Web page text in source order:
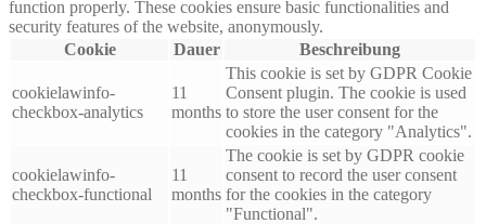
function properly. These cookies ensure basic functionalities and
security features of the website, anonymously.
Cookie
Dauer Beschreibung
cookielawinfo-
checkbox-analytics
11
months
This cookie is set by GDPR Cookie
Consent plugin. The cookie is used
to store the user consent for the
cookies in the category "Analytics".
cookielawinfo-
checkbox-functional
11
months
The cookie is set by GDPR cookie
consent to record the user consent
for the cookies in the category
"Functional".